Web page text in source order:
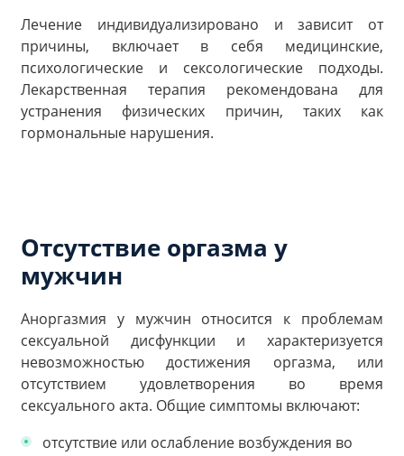
Лечение индивидуализировано и зависит от
причины, включает в себя медицинские,
психологические и сексологические подходы.
Лекарственная терапия рекомендована для
устранения физических причин, таких как
гормональные нарушения.
Отсутствие оргазма у
мужчин
Аноргазмия у мужчин относится к проблемам
сексуальной дисфункции и характеризуется
невозможностью достижения оргазма, или
отсутствием удовлетворения во время
сексуального акта. Общие симптомы включают:
отсутствие или ослабление возбуждения во